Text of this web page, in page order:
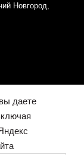
Новгород,
файлов
даете